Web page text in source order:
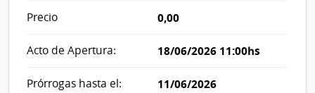
Precio 0,00
Acto de Apertura: 18/06/2026 11:00hs
Prórrogas hasta el: 11/06/2026